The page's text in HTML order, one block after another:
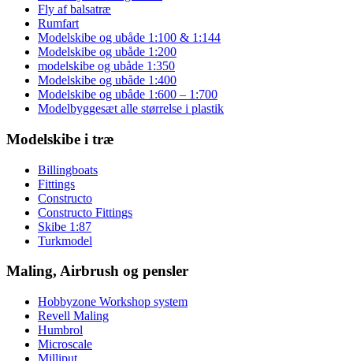
Fly af balsatræ
Rumfart
Modelskibe og ubåde 1:100 & 1:144
Modelskibe og ubåde 1:200
modelskibe og ubåde 1:350
Modelskibe og ubåde 1:400
Modelskibe og ubåde 1:600 – 1:700
Modelbyggesæt alle størrelse i plastik
Modelskibe i træ
Billingboats
Fittings
Constructo
Constructo Fittings
Skibe 1:87
Turkmodel
Maling, Airbrush og pensler
Hobbyzone Workshop system
Revell Maling
Humbrol
Microscale
Milliput